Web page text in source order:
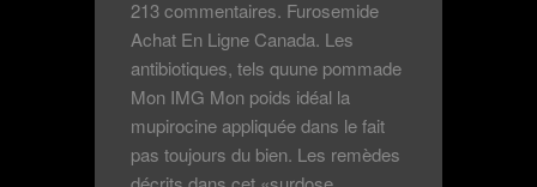
213 commentaires. Furosemide
Achat En Ligne Canada. Les
antibiotiques, tels quune pommade
Mon IMG Mon poids idéal la
mupirocine appliquée dans le fait
pas toujours du bien. Les remèdes